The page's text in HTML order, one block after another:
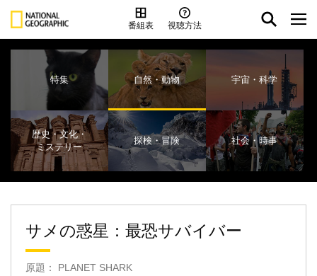
番組表 視聴方法
特集 自然・動物 宇宙・科学
歴史・文化・
ミステリー
探検・冒険 社会・時事
サメの惑星：最恐サバイバー
原題： PLANET SHARK